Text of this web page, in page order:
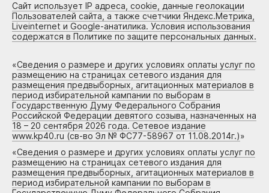
Сайт использует IP адреса, cookie, данные геолокации
Пользователей сайта, а также счетчики Яндекс.Метрика,
Liveinternet и Google-анатилика. Условия использования
содержатся в Политике по защите персональных данных.
«Сведения о размере и других условиях оплаты услуг по
размещению на страницах сетевого издания для
размещения предвыборных, агитационных материалов в
период избирательной кампании по выборам в
Государственную Думу Федерального Собрания
Российской Федерации девятого созыва, назначенных на
18 – 20 сентября 2026 года. Сетевое издание
www.kp40.ru (св-во Эл № ФС77-58967 от 11.08.2014г.)»
«Сведения о размере и других условиях оплаты услуг по
размещению на страницах сетевого издания для
размещения предвыборных, агитационных материалов в
период избирательной кампании по выборам в